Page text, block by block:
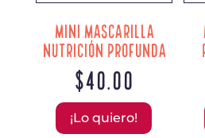
MINI MASCARILLA
NUTRICIÓN PROFUNDA
$40.00
¡Lo quiero!